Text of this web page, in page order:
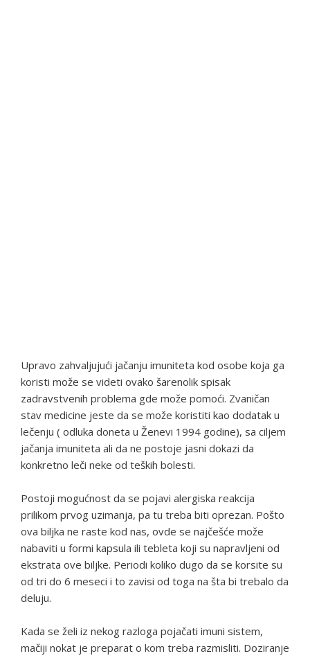
Upravo zahvaljujući jačanju imuniteta kod osobe koja ga
koristi može se videti ovako šarenolik spisak
zadravstvenih problema gde može pomoći. Zvaničan
stav medicine jeste da se može koristiti kao dodatak u
lečenju ( odluka doneta u Ženevi 1994 godine), sa ciljem
jačanja imuniteta ali da ne postoje jasni dokazi da
konkretno leči neke od teških bolesti.
Postoji mogućnost da se pojavi alergiska reakcija
prilikom prvog uzimanja, pa tu treba biti oprezan. Pošto
ova biljka ne raste kod nas, ovde se najčešće može
nabaviti u formi kapsula ili tebleta koji su napravljeni od
ekstrata ove biljke. Periodi koliko dugo da se korsite su
od tri do 6 meseci i to zavisi od toga na šta bi trebalo da
deluju.
Kada se želi iz nekog razloga pojačati imuni sistem,
mačiji nokat je preparat o kom treba razmisliti. Doziranje